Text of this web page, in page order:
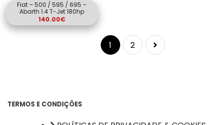
Fiat – 500 / 595 / 695 –
Abarth 1.4 T-Jet 180hp
140.00€
1 2
TERMOS E CONDIÇÕES